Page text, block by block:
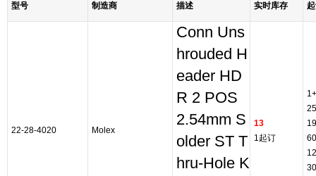
型号 制造商 描述 实时库存
22-28-4020 Molex
Conn Uns
hrouded H
eader HD
R 2 POS
2.54mm S
older ST T
hru-Hole K
13
1起订
1+